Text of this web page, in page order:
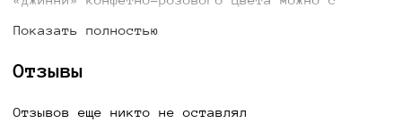
Показать полностью
Отзывы
Отзывов еще никто не оставлял